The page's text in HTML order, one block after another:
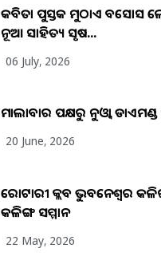
କବିତା ପୁସ୍ତକ ମୁଠାଏ ଅବସୋସ
ନୂଆ ସାହିତ୍ୟ ସୃଷ...
06 July, 2026
ମାଲାବାର ପକ୍ଷରୁ ନୁଓ୍ବା ଡାଏମଣ୍ଡ
20 June, 2026
ରୋଟାରୀ କ୍ଲବ ଭୁବନେଶ୍ୱର
କଳିଙ୍ଗ ସମ୍ମାନ
22 May, 2026